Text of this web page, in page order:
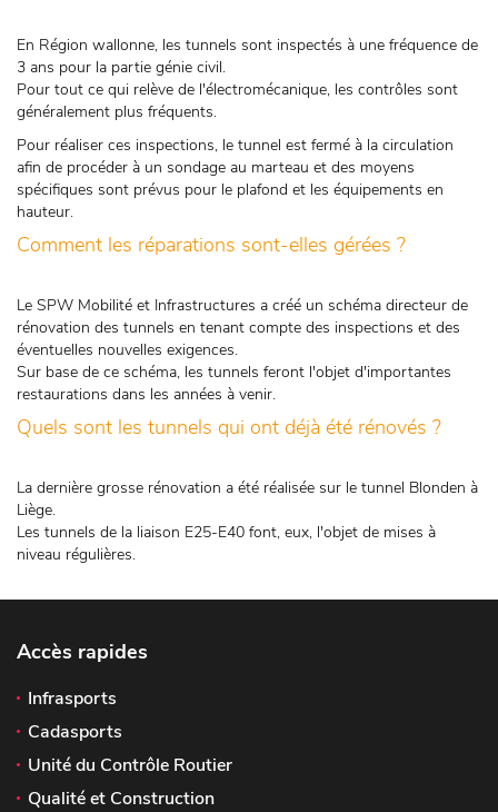
En Région wallonne, les tunnels sont inspectés à une fréquence de
3 ans pour la partie génie civil.
Pour tout ce qui relève de l'électromécanique, les contrôles sont
généralement plus fréquents.
Pour réaliser ces inspections, le tunnel est fermé à la circulation
afin de procéder à un sondage au marteau et des moyens
spécifiques sont prévus pour le plafond et les équipements en
hauteur.
Comment les réparations sont-elles gérées ?
Le SPW Mobilité et Infrastructures a créé un schéma directeur de
rénovation des tunnels en tenant compte des inspections et des
éventuelles nouvelles exigences.
Sur base de ce schéma, les tunnels feront l'objet d'importantes
restaurations dans les années à venir.
Quels sont les tunnels qui ont déjà été rénovés ?
La dernière grosse rénovation a été réalisée sur le tunnel Blonden à
Liège.
Les tunnels de la liaison E25-E40 font, eux, l'objet de mises à
niveau régulières.
Accès rapides
Infrasports
Cadasports
Unité du Contrôle Routier
Qualité et Construction